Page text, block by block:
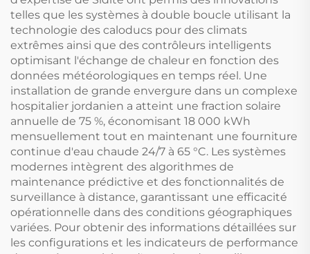
telles que les systèmes à double boucle utilisant la
technologie des caloducs pour des climats
extrêmes ainsi que des contrôleurs intelligents
optimisant l'échange de chaleur en fonction des
données météorologiques en temps réel. Une
installation de grande envergure dans un complexe
hospitalier jordanien a atteint une fraction solaire
annuelle de 75 %, économisant 18 000 kWh
mensuellement tout en maintenant une fourniture
continue d'eau chaude 24/7 à 65 °C. Les systèmes
modernes intègrent des algorithmes de
maintenance prédictive et des fonctionnalités de
surveillance à distance, garantissant une efficacité
opérationnelle dans des conditions géographiques
variées. Pour obtenir des informations détaillées sur
les configurations et les indicateurs de performance